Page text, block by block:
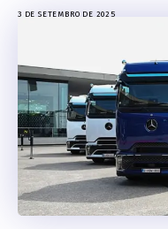
3 DE SETEMBRO DE 2025